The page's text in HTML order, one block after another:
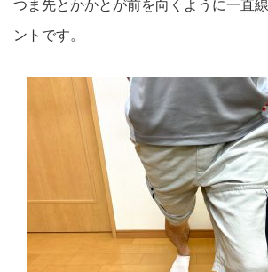
つま先とかかとが前を向くように一直
ントです。